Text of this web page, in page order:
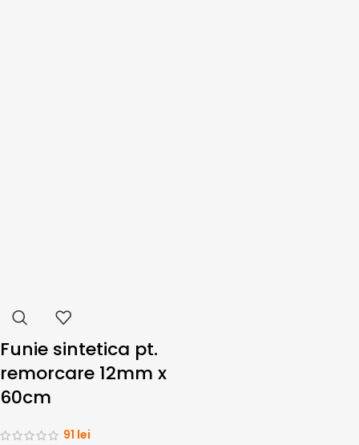
Funie sintetica pt.
remorcare 12mm x
60cm
91 lei